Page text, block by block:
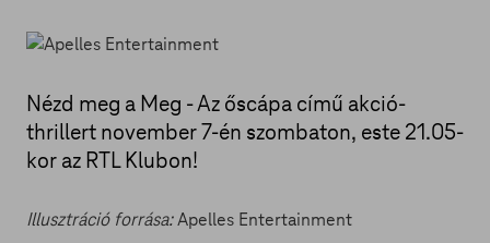
Nézd meg a Meg - Az őscápa című akció-
thrillert november 7-én szombaton, este 21.05-
kor az RTL Klubon!
Illusztráció forrása:Apelles Entertainment